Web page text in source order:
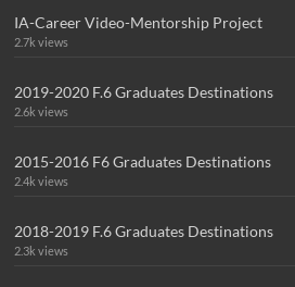
IA-Career Video-Mentorship Project
2.7k views
2019-2020 F.6 Graduates Destinations
2.6k views
2015-2016 F6 Graduates Destinations
2.4k views
2018-2019 F.6 Graduates Destinations
2.3k views